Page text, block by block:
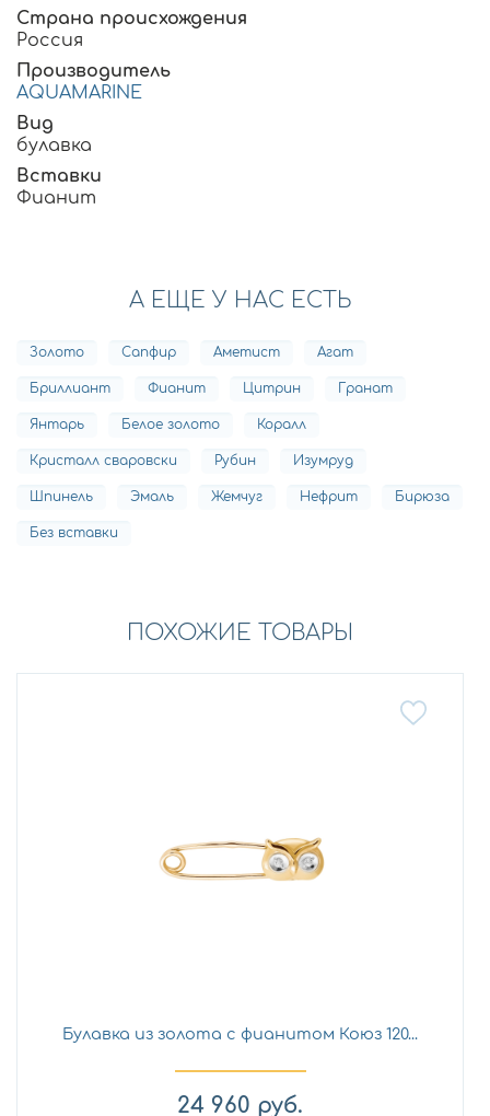
Страна происхождения
Россия
Производитель
AQUAMARINE
Вид
булавка
Вставки
Фианит
А ЕЩЕ У НАС ЕСТЬ
Золото Сапфир Аметист Агат
Бриллиант Фианит Цитрин Гранат
Янтарь Белое золото Коралл
Кристалл сваровски Рубин Изумруд
Шпинель Эмаль Жемчуг Нефрит Бирюза
Без вставки
ПОХОЖИЕ ТОВАРЫ
Булавка из золота с фианитом Коюз 120...
24 960 руб.